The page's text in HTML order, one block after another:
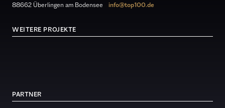
88662 Überlingen am Bodensee
info@top100.de
WEITERE PROJEKTE
PARTNER